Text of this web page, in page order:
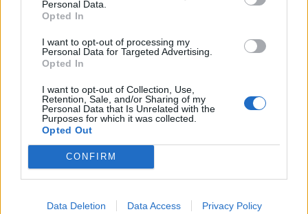
Personal Data.
Opted In
I want to opt-out of processing my
Personal Data for Targeted Advertising.
Opted In
I want to opt-out of Collection, Use,
Retention, Sale, and/or Sharing of my
Personal Data that Is Unrelated with the
Purposes for which it was collected.
Opted Out
CONFIRM
Data Deletion Data Access Privacy Policy
Sismo de 4,1 sentido em Portugal
Continental com epicentro em
Alenquer
DESTAQUES